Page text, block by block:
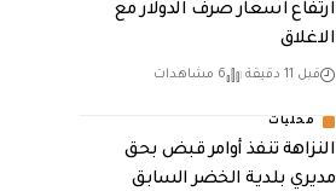
ارتفاع اسعار صرف الدولار مع
الاغلاق
قبل 11 دقيقة 6 مشاهدات
محليات
النزاهة تنفذ أوامر قبض بحق
مديري بلدية الخضر السابق